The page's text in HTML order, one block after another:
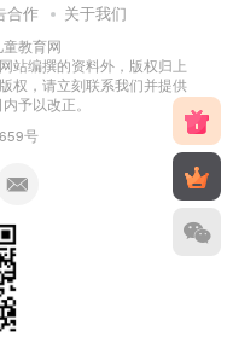
合作 关于我们
童教育网
站编撰的资料外，版权归上
权，请立刻联系我们并提供
予以改正。
号